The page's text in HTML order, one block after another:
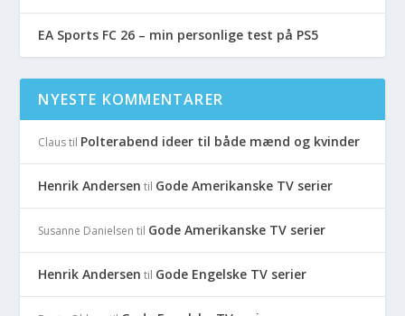
EA Sports FC 26 – min personlige test på PS5
NYESTE KOMMENTARER
Claustil Polterabend ideer til både mænd og kvinder
Henrik Andersen til Gode Amerikanske TV serier
Susanne Danielsen til Gode Amerikanske TV serier
Henrik Andersen til Gode Engelske TV serier